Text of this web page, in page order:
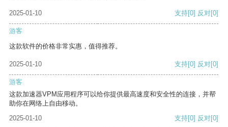
2025-01-10 支持[0] 反对[0]
游客
这款软件的价格非常实惠，值得推荐。
2025-01-10 支持[0] 反对[0]
游客
这款加速器VPM应用程序可以给你提供最高速度和安全性的连接，并帮
助你在网络上自由移动。
2025-01-10
支持[0] 反对[0]